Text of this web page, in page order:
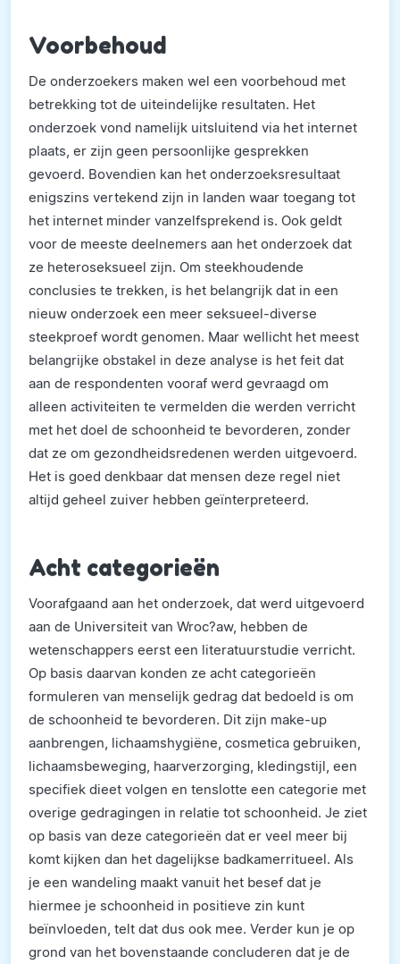
Voorbehoud
De onderzoekers maken wel een voorbehoud met
betrekking tot de uiteindelijke resultaten. Het
onderzoek vond namelijk uitsluitend via het internet
plaats, er zijn geen persoonlijke gesprekken
gevoerd. Bovendien kan het onderzoeksresultaat
enigszins vertekend zijn in landen waar toegang tot
het internet minder vanzelfsprekend is. Ook geldt
voor de meeste deelnemers aan het onderzoek dat
ze heteroseksueel zijn. Om steekhoudende
conclusies te trekken, is het belangrijk dat in een
nieuw onderzoek een meer seksueel-diverse
steekproef wordt genomen. Maar wellicht het meest
belangrijke obstakel in deze analyse is het feit dat
aan de respondenten vooraf werd gevraagd om
alleen activiteiten te vermelden die werden verricht
met het doel de schoonheid te bevorderen, zonder
dat ze om gezondheidsredenen werden uitgevoerd.
Het is goed denkbaar dat mensen deze regel niet
altijd geheel zuiver hebben geïnterpreteerd.
Acht categorieën
Voorafgaand aan het onderzoek, dat werd uitgevoerd
aan de Universiteit van Wroc?aw, hebben de
wetenschappers eerst een literatuurstudie verricht.
Op basis daarvan konden ze acht categorieën
formuleren van menselijk gedrag dat bedoeld is om
de schoonheid te bevorderen. Dit zijn make-up
aanbrengen, lichaamshygiëne, cosmetica gebruiken,
lichaamsbeweging, haarverzorging, kledingstijl, een
specifiek dieet volgen en tenslotte een categorie met
overige gedragingen in relatie tot schoonheid. Je ziet
op basis van deze categorieën dat er veel meer bij
komt kijken dan het dagelijkse badkamerritueel. Als
je een wandeling maakt vanuit het besef dat je
hiermee je schoonheid in positieve zin kunt
beïnvloeden, telt dat dus ook mee. Verder kun je op
grond van het bovenstaande concluderen dat je de